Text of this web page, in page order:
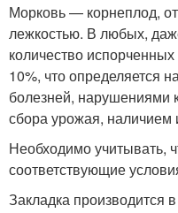
Морковь — корнеплод,
лежкостью. В любых,
количество
10%, что определяется
болезней,
сбора урожая, наличием
Необходимо учитывать,
соответствующие
Закладка производится